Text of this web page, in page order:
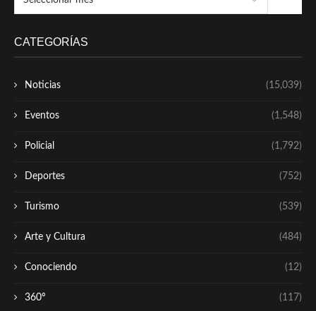
CATEGORÍAS
Noticias (15,039)
Eventos (1,548)
Policial (1,792)
Deportes (752)
Turismo (539)
Arte y Cultura (484)
Conociendo (12)
360º (117)